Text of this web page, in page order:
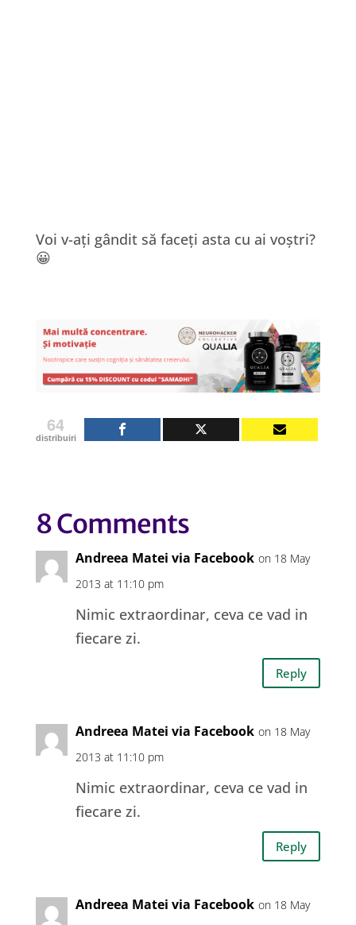
Voi v-ați gândit să faceți asta cu ai voștri?
😀
64
distribuiri
8 Comments
Andreea Matei via Facebook on 18 May
2013 at 11:10 pm
Nimic extraordinar, ceva ce vad in
fiecare zi.
Reply
Andreea Matei via Facebook on 18 May
2013 at 11:10 pm
Nimic extraordinar, ceva ce vad in
fiecare zi.
Reply
Andreea Matei via Facebook on 18 May